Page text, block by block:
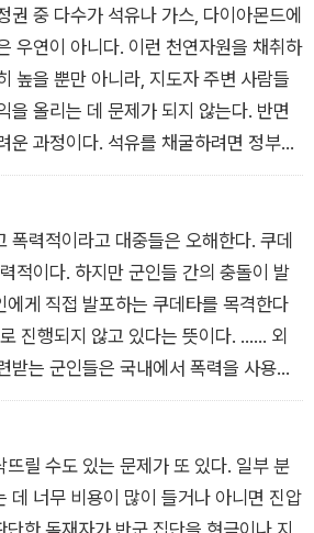
에 상처를 입는다. 상처를 입지 않고 자
, 이미 트레드밀에 올라선 독재자에게 어
― (1장 독재자의 트레드밀)
권 중 다수가 석유나 가스, 다이아몬드에
우연이 아니다. 이런 천연자원을 채취하
높을 뿐만 아니라, 지도자 주변 사람들
을 올리는 데 문제가 되지 않는다. 반면
운 과정이다. 석유를 채굴하려면 정부는
대한 전문 지식이 필요할 뿐만 아니라 막
한다. 하지만 이 과정에는 많은 사람이
된 인력을 투입할 수 있다. 이 부분이 독
석유는 수익성이 아주 높은 상품이라서,
팔면 그들이 모든 것을 알아서 처리하기
이 다 해낼 것이다. 석유 정제? 그들이
필요 없다. 석유 채굴로 수백만 달러, 수
사실을 알고 있는 거대 외국 기업들은
것이다.
폭력적이라고 대중들은 오해한다. 쿠데
적이다. 하지만 군인들 간의 충돌이 발
에게 직접 발포하는 쿠데타를 목격한다
진행되지 않고 있다는 뜻이다. …… 외
받는 군인들은 국내에서 폭력을 사용하
고, 이는 군 내부의 분열로 이어진다. 개
는 정당성 상실과 관련된다. 외세의 위협
것은 존경받을 만한 일이며, 일부 사회에
기도 한다. 하지만 권력을 잡으려고 자국
히 여성과 아이들을 향해 총을 쏘는 일
뜨릴 수도 있는 문제가 또 있다. 일부 분
데 너무 비용이 많이 들거나 아니면 진압